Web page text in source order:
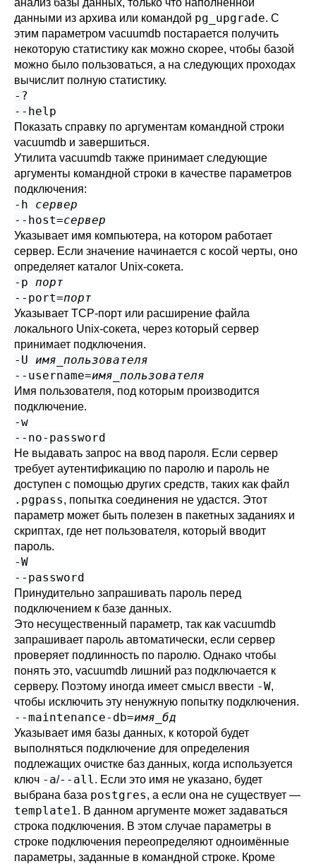
анализ базы данных, только что наполненной
данными из архива или командой pg_upgrade. С
этим параметром vacuumdb постарается получить
некоторую статистику как можно скорее, чтобы базой
можно было пользоваться, а на следующих проходах
вычислит полную статистику.
-?
--help
Показать справку по аргументам командной строки
vacuumdb и завершиться.
Утилита vacuumdb также принимает следующие
аргументы командной строки в качестве параметров
подключения:
-h сервер
--host=сервер
Указывает имя компьютера, на котором работает
сервер. Если значение начинается с косой черты, оно
определяет каталог Unix-сокета.
-p порт
--port=порт
Указывает TCP-порт или расширение файла
локального Unix-сокета, через который сервер
принимает подключения.
-U имя_пользователя
--username=имя_пользователя
Имя пользователя, под которым производится
подключение.
-w
--no-password
Не выдавать запрос на ввод пароля. Если сервер
требует аутентификацию по паролю и пароль не
доступен с помощью других средств, таких как файл
.pgpass, попытка соединения не удастся. Этот
параметр может быть полезен в пакетных заданиях и
скриптах, где нет пользователя, который вводит
пароль.
-W
--password
Принудительно запрашивать пароль перед
подключением к базе данных.
Это несущественный параметр, так как vacuumdb
запрашивает пароль автоматически, если сервер
проверяет подлинность по паролю. Однако чтобы
понять это, vacuumdb лишний раз подключается к
серверу. Поэтому иногда имеет смысл ввести -W,
чтобы исключить эту ненужную попытку подключения.
--maintenance-db=имя_бд
Указывает имя базы данных, к которой будет
выполняться подключение для определения
подлежащих очистке баз данных, когда используется
ключ -a/--all. Если это имя не указано, будет
выбрана база postgres, а если она не существует —
template1. В данном аргументе может задаваться
строка подключения. В этом случае параметры в
строке подключения переопределяют одноимённые
параметры, заданные в командной строке. Кроме